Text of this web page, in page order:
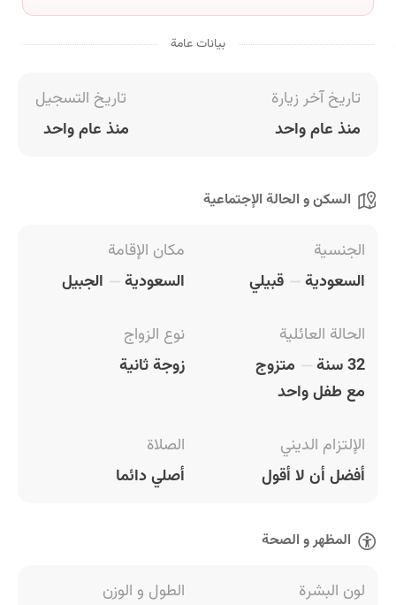
بيانات عامة
تاريخ آخر زيارة
منذ عام واحد
تاريخ التسجيل
منذ عام واحد
السكن و الحالة الإجتماعية
الجنسية
السعودية
قبيلي
مكان الإقامة
السعودية
الجبيل
الحالة العائلية
32 سنة
متزوج
مع طفل واحد
نوع الزواج
زوجة ثانية
الإلتزام الديني
أفضل أن لا أقول
الصلاة
أصلي دائما
المظهر و الصحة
لون البشرة
الطول و الوزن